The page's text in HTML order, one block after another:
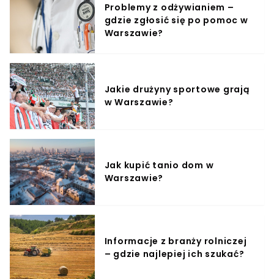
Problemy z odżywianiem –
gdzie zgłosić się po pomoc w
Warszawie?
Jakie drużyny sportowe grają
w Warszawie?
Jak kupić tanio dom w
Warszawie?
Informacje z branży rolniczej
– gdzie najlepiej ich szukać?